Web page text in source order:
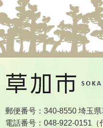
郵便番号：340-8550 埼玉
電話番号：048-922-0151